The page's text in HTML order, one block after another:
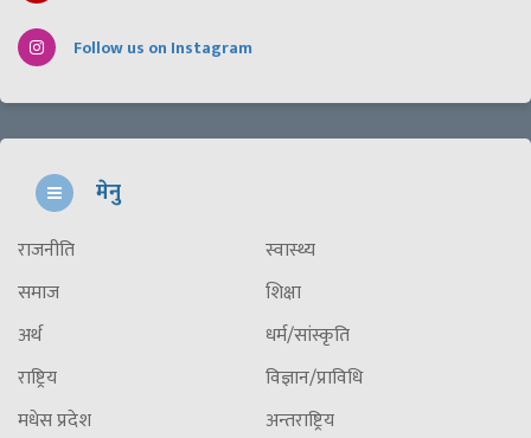
Follow us on Instagram
मेनु
राजनीति
समाज
अर्थ
राष्ट्रिय
मधेस प्रदेश
स्वास्थ्य
शिक्षा
धर्म/सांस्कृति
विज्ञान/प्राविधि
अन्तराष्ट्रिय